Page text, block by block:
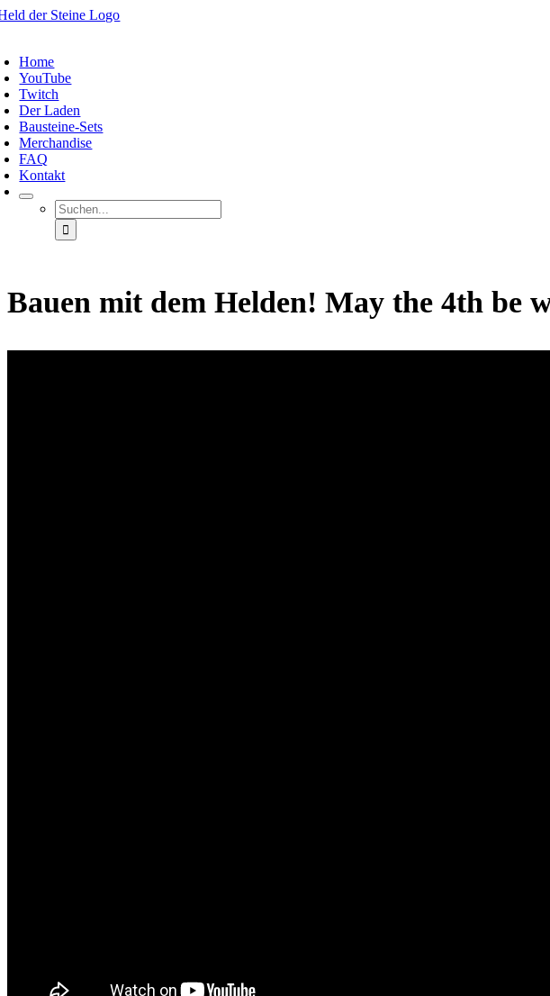
Zum
Home
YouTube
Twitch
Der Laden
Bausteine-Sets
Merchandise
FAQ
Kontakt
Suche
nach:
Bauen mit dem Helden! May the 4th be